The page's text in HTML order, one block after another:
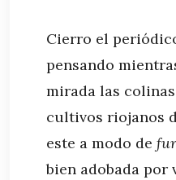
Cierro el
pensando
mirada las
cultivos riojanos
este a modo de
bien adobada por